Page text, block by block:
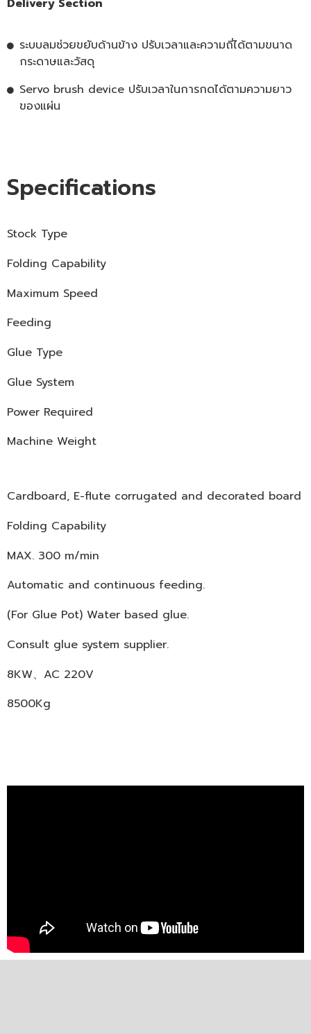
Delivery Section
ระบบลมช่วยขยับด้านข้าง ปรับเวลาและความถี่ได้ตามขนาด
กระดาษและวัสดุ
Servo brush device ปรับเวลาในการกดได้ตามความยาว
ของแผ่น
Specifications
Stock Type
Folding Capability
Maximum Speed
Feeding
Glue Type
Glue System
Power Required
Machine Weight
Cardboard, E-flute corrugated and decorated board
Folding Capability
MAX. 300 m/min
Automatic and continuous feeding.
(For Glue Pot) Water based glue.
Consult glue system supplier.
8KW、AC 220V
8500Kg